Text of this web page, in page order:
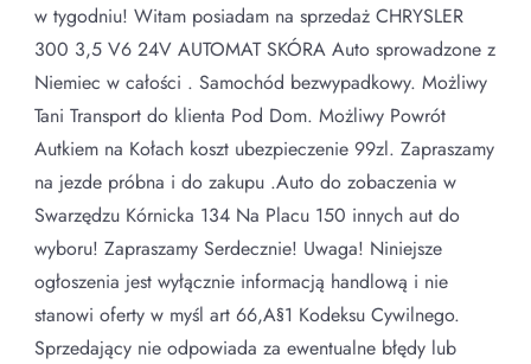
w tygodniu! Witam posiadam na sprzedaż CHRYSLER
300 3,5 V6 24V AUTOMAT SKÓRA Auto sprowadzone z
Niemiec w całości . Samochód bezwypadkowy. Możliwy
Tani Transport do klienta Pod Dom. Możliwy Powrót
Autkiem na Kołach koszt ubezpieczenie 99zl. Zapraszamy
na jezde próbna i do zakupu .Auto do zobaczenia w
Swarzędzu Kórnicka 134 Na Placu 150 innych aut do
wyboru! Zapraszamy Serdecznie! Uwaga! Niniejsze
ogłoszenia jest wyłącznie informacją handlową i nie
stanowi oferty w myśl art 66,A§1 Kodeksu Cywilnego.
Sprzedający nie odpowiada za ewentualne błędy lub